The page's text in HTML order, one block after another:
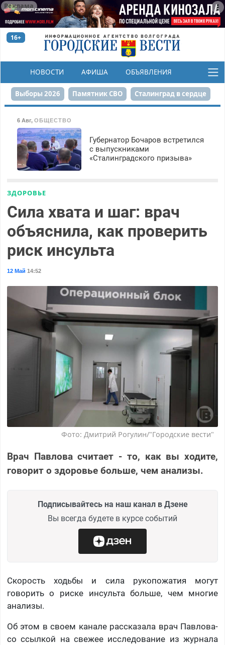
Реклама
16+
НОВОСТИ АФИША ОБЪЯВЛЕНИЯ
КОНКУРСЫ
Выборы 2026 Памятник СВО Сталинград в сердце
Реконструкция ЦПКиО На службе городу
80-летие Победы Парк Героев-летчиков
6 Авг, ОБЩЕСТВО
Губернатор Бочаров встретился
с выпускниками
«Сталинградского призыва»
ЗДОРОВЬЕ
Сила хвата и шаг: врач
объяснила, как проверить
риск инсульта
12 Май 14:52
Фото: Дмитрий Рогулин/"Городские вести"
Врач Павлова считает - то, как вы ходите,
говорит о здоровье больше, чем анализы.
Подписывайтесь на наш канал в Дзене
Вы всегда будете в курсе событий
Скорость ходьбы и сила рукопожатия могут
говорить о риске инсульта больше, чем многие
анализы.
Об этом в своем канале рассказала врач Павлова-
со ссылкой на свежее исследование из журнала